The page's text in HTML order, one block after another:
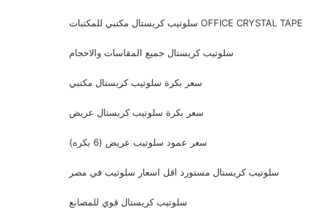
سلوتيب كريستال مكتبي للمكتبات OFFICE CRYSTAL TAPE
سلوتيب كريستال جميع المقاسات والاحجام
سعر بكرة سلوتيب كريستال مكتبي
سعر بكرة سلوتيب كريستال عريض
سعر عمود سلوتيب عريض (6 بكره)
سلوتيب كريستال مستورد اقل اسعار سلوتيب في مصر
سلوتيب كريستال قوي للمصانع